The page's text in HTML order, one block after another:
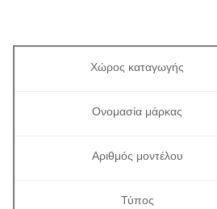
Χώρος καταγωγής
Ονομασία μάρκας
Αριθμός μοντέλου
Τύπος